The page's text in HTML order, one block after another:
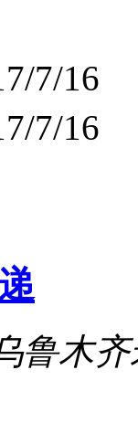
7/16
7/16
鲁木